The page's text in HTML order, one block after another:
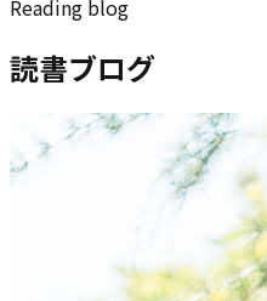
Reading blog
読書ブログ